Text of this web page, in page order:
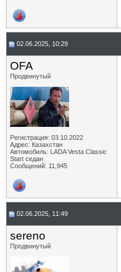
02.06.2025, 10:29
OFA
Продвинутый
Регистрация: 03.10.2022
Адрес: Казахстан
Автомобиль: LADA Vesta Classic
Start седан
Сообщений: 11,945
02.06.2025, 11:49
sereno
Продвинутый